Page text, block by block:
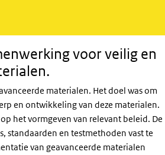
voor veilig en
link)
materialen. Het doel was om
en ontwikkeling van deze materialen.
het vormgeven van relevant beleid. De
standaarden en testmethoden vast te
van geavanceerde materialen